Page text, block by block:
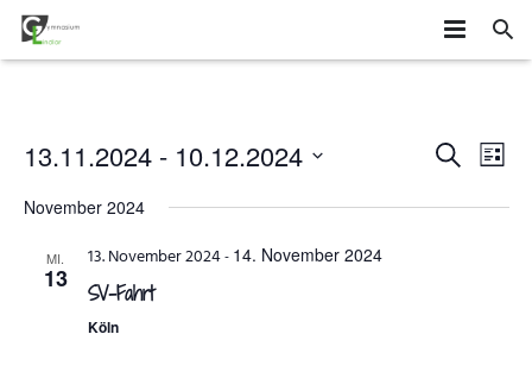
SCHÜLER
MITEINANDER GESTALTEN
AGS
AUSTAUSCH UND FAHRTEN
SCHULE
DAS GYMLI
FÄCHER
ORGANISATION
VERTRETUNGSPLAN
Suche
SUCHELISTE
13.11.2024 - 10.12.2024
wählen.
November 2024
MI.
13
13. November 2024- 14. November 2024
SV-Fahrt
Köln